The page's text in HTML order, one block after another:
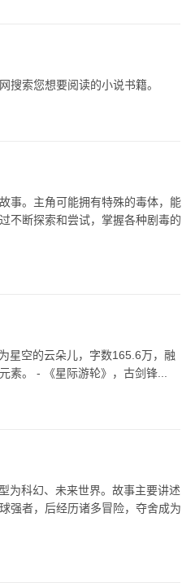
搜索您想要阅读的小说书籍。
事。主角可能拥有特殊的毒体，能
不断探索和尝试，掌握各种剧毒的
星空的云朵儿，字数165.6万，融
素。 - 《星际游轮》，古剑锋...
为科幻、未来世界。故事主要讲述
强者，后经历诸多冒险，夺舍成为